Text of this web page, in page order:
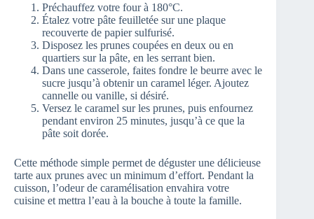
Préchauffez votre four à 180°C.
Étalez votre pâte feuilletée sur une plaque
recouverte de papier sulfurisé.
Disposez les prunes coupées en deux ou en
quartiers sur la pâte, en les serrant bien.
Dans une casserole, faites fondre le beurre avec le
sucre jusqu’à obtenir un caramel léger. Ajoutez
cannelle ou vanille, si désiré.
Versez le caramel sur les prunes, puis enfournez
pendant environ 25 minutes, jusqu’à ce que la
pâte soit dorée.
Cette méthode simple permet de déguster une délicieuse
tarte aux prunes avec un minimum d’effort. Pendant la
cuisson, l’odeur de caramélisation envahira votre
cuisine et mettra l’eau à la bouche à toute la famille.